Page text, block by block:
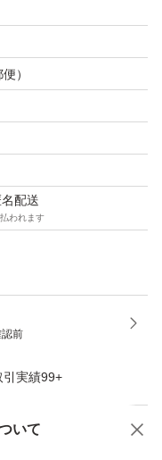
イライナースーパー
ライナー スーパー
イライナー スーパー
）
配送
われます
前
引実績99+
いて
商品への質問